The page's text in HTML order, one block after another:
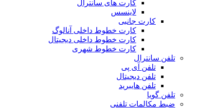
کارت های سانترال
لاینسس
کارت جانبی
کارت خطوط داخلی آنالوگ
کارت خطوط داخلی دیجیتال
کارت خطوط شهری
تلفن سانترال
تلفن آی پی
تلفن دیجیتال
تلفن هایبرید
تلفن گویا
ضبط مکالمات تلفنی